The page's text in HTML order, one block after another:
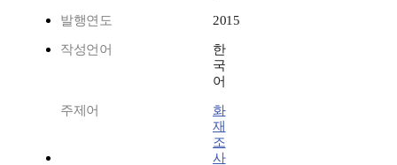
발행연도 2015
작성언어
한
국
어
주제어
화
재
조
사